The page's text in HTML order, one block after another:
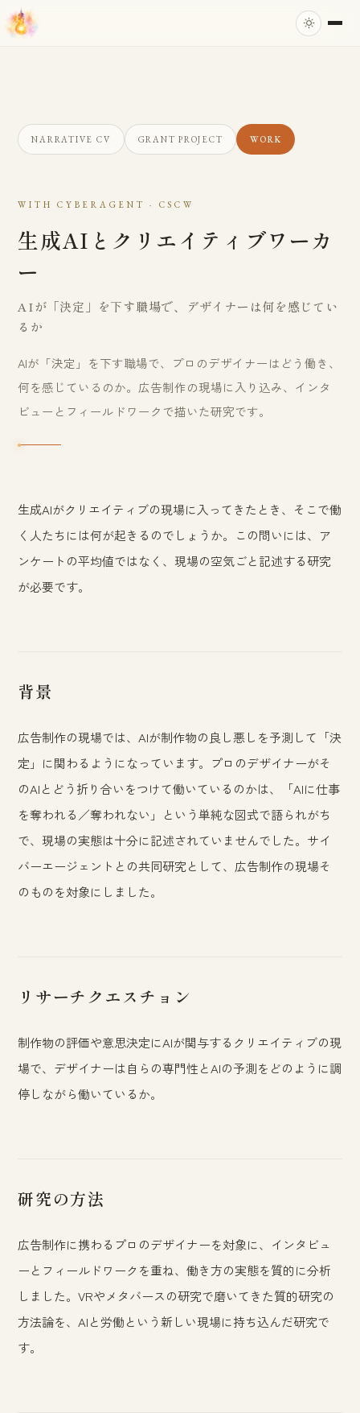
NARRATIVE CV GRANT PROJECT WORK
WITH CYBERAGENT · CSCW
生成AIとクリエイティブワーカ
ー
AIが「決定」を下す職場で、デザイナーは何を感じてい
るか
AIが「決定」を下す職場で、プロのデザイナーはどう働き、
何を感じているのか。広告制作の現場に入り込み、インタ
ビューとフィールドワークで描いた研究です。
生成AIがクリエイティブの現場に入ってきたとき、そこで働
く人たちには何が起きるのでしょうか。この問いには、ア
ンケートの平均値ではなく、現場の空気ごと記述する研究
が必要です。
背景
広告制作の現場では、AIが制作物の良し悪しを予測して「決
定」に関わるようになっています。プロのデザイナーがそ
のAIとどう折り合いをつけて働いているのかは、「AIに仕事
を奪われる／奪われない」という単純な図式で語られがち
で、現場の実態は十分に記述されていませんでした。サイ
バーエージェントとの共同研究として、広告制作の現場そ
のものを対象にしました。
リサーチクエスチョン
制作物の評価や意思決定にAIが関与するクリエイティブの現
場で、デザイナーは自らの専門性とAIの予測をどのように調
停しながら働いているか。
研究の方法
広告制作に携わるプロのデザイナーを対象に、インタビュ
ーとフィールドワークを重ね、働き方の実態を質的に分析
しました。VRやメタバースの研究で磨いてきた質的研究の
方法論を、AIと労働という新しい現場に持ち込んだ研究で
す。